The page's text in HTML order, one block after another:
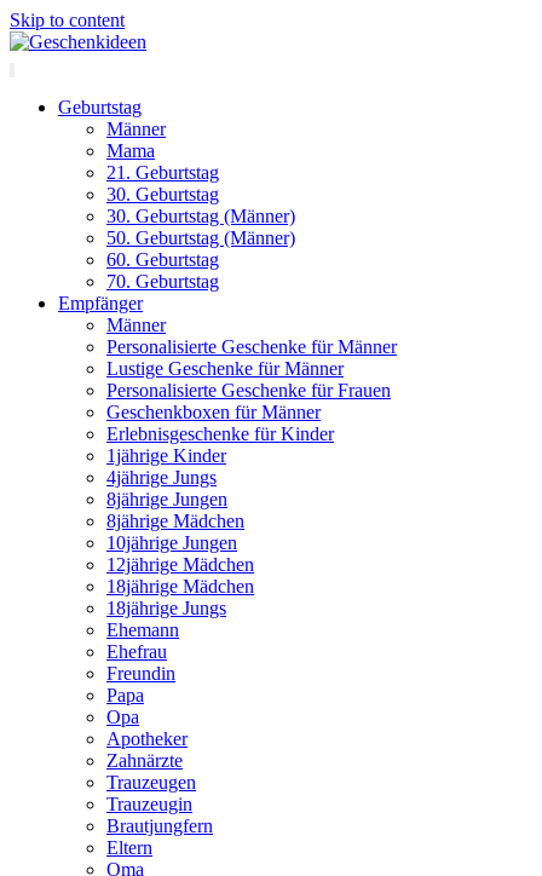
Skip to content
Geburtstag
Männer
Mama
21. Geburtstag
30. Geburtstag
30. Geburtstag (Männer)
50. Geburtstag (Männer)
60. Geburtstag
70. Geburtstag
Empfänger
Männer
Personalisierte Geschenke für Männer
Lustige Geschenke für Männer
Personalisierte Geschenke für Frauen
Geschenkboxen für Männer
Erlebnisgeschenke für Kinder
1jährige Kinder
4jährige Jungs
8jährige Jungen
8jährige Mädchen
10jährige Jungen
12jährige Mädchen
18jährige Mädchen
18jährige Jungs
Ehemann
Ehefrau
Freundin
Papa
Opa
Apotheker
Zahnärzte
Trauzeugen
Trauzeugin
Brautjungfern
Eltern
Oma